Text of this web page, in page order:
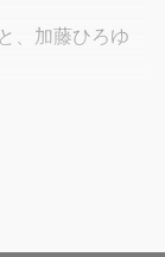
、加藤ひろゆ
のです。
ビュー。
を24棟まで